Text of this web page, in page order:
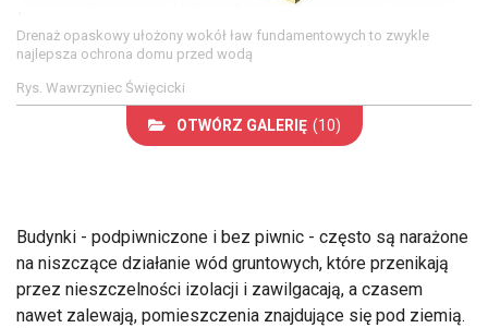
Drenaż opaskowy ułożony wokół ław fundamentowych to zwykle
najlepsza ochrona domu przed wodą
Rys. Wawrzyniec Święcicki
OTWÓRZ GALERIĘ (10)
Budynki - podpiwniczone i bez piwnic - często są narażone
na niszczące działanie wód gruntowych, które przenikają
przez nieszczelności izolacji i zawilgacają, a czasem
nawet zalewają, pomieszczenia znajdujące się pod ziemią.